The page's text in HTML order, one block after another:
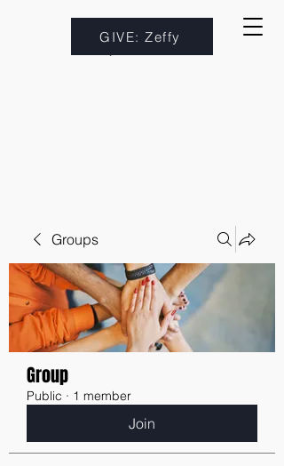
GIVE: Zeffy
Groups
Group
Public · 1 member
Join